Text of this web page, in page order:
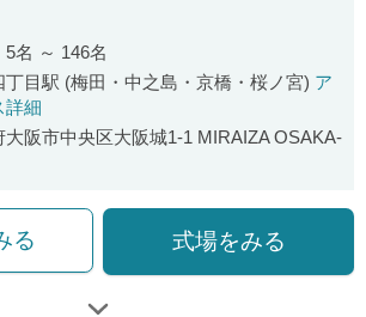
5名 ～ 146名
丁目駅 (梅田・中之島・京橋・桜ノ宮) ア
詳細
大阪市中央区大阪城1-1 MIRAIZA OSAKA-
る 式場をみる